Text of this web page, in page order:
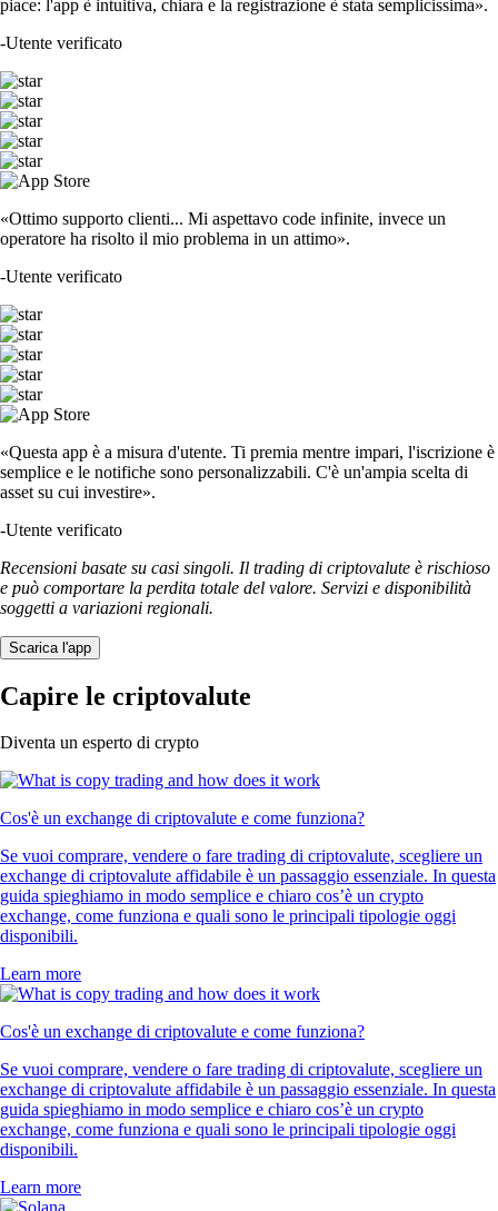
piace: l'app è intuitiva, chiara e la registrazione è stata semplicissima».
-Utente verificato
«Ottimo supporto clienti... Mi aspettavo code infinite, invece un
operatore ha risolto il mio problema in un attimo».
-Utente verificato
«Questa app è a misura d'utente. Ti premia mentre impari, l'iscrizione è
semplice e le notifiche sono personalizzabili. C'è un'ampia scelta di
asset su cui investire».
-Utente verificato
Recensioni basate su casi singoli. Il trading di criptovalute è rischioso
e può comportare la perdita totale del valore. Servizi e disponibilità
soggetti a variazioni regionali.
Scarica l'app
Capire le criptovalute
Diventa un esperto di crypto
Cos'è un exchange di criptovalute e come funziona?
Se vuoi comprare, vendere o fare trading di criptovalute, scegliere un
exchange di criptovalute affidabile è un passaggio essenziale. In questa
guida spieghiamo in modo semplice e chiaro cos’è un crypto
exchange, come funziona e quali sono le principali tipologie oggi
disponibili.
Learn more
Cos'è un exchange di criptovalute e come funziona?
Se vuoi comprare, vendere o fare trading di criptovalute, scegliere un
exchange di criptovalute affidabile è un passaggio essenziale. In questa
guida spieghiamo in modo semplice e chiaro cos’è un crypto
exchange, come funziona e quali sono le principali tipologie oggi
disponibili.
Learn more